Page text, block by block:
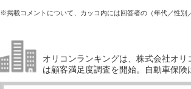
※掲載コメントについて、カッコ内には回答者の（年代／性別
オリコンランキングは、株式会社オ
は顧客満足度調査を開始。自動車保険